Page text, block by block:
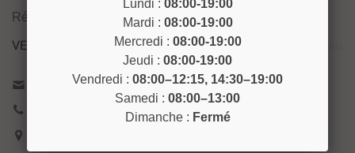
Référence: FORET22
VENEZ NOUS RENCONTRER !
Contactez-nous
Lundi : 08:00-19:00
Mardi : 08:00-19:00
Mercredi : 08:00-19:00
Jeudi : 08:00-19:00
Vendredi : 08:00–12:15, 14:30–19:00
Samedi : 08:00–13:00
Dimanche : Fermé